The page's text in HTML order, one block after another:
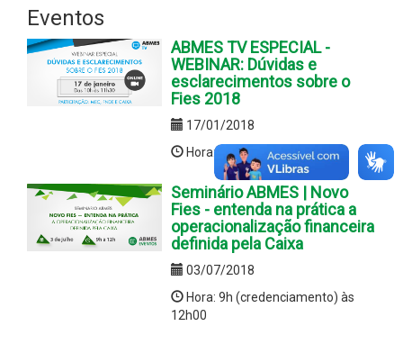
Eventos
ABMES TV ESPECIAL -
WEBINAR: Dúvidas e
esclarecimentos sobre o
Fies 2018
17/01/2018
Hora:Das 10h às 11h30
Seminário ABMES | Novo
Fies - entenda na prática a
operacionalização financeira
definida pela Caixa
03/07/2018
Hora: 9h (credenciamento) às
12h00